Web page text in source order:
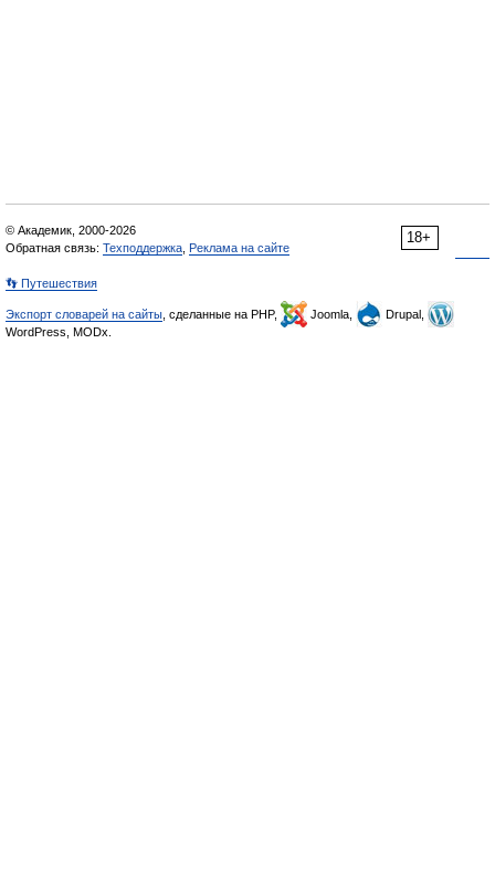
18+
© Академик, 2000-2026
Обратная связь: Техподдержка Реклама на сайте
👣 Путешествия
Экспорт словарей на сайты , сделанные на PHP, Joomla,
Drupal,
WordPress, MODx.